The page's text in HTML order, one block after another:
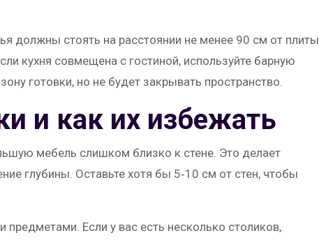
должны стоять на расстоянии не менее 90 см от плиты
кухня совмещена с гостиной, используйте барную
готовки, но не будет закрывать пространство.
и как их избежать
мебель слишком близко к стене. Это делает
глубины. Оставьте хотя бы 5‑10 см от стен, чтобы
предметами. Если у вас есть несколько столиков,